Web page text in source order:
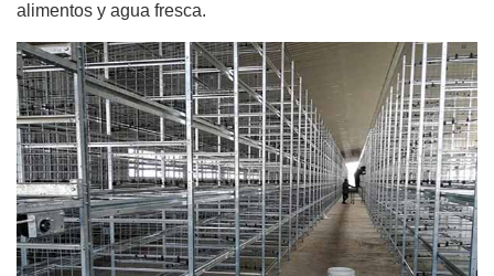
alimentos y agua fresca.